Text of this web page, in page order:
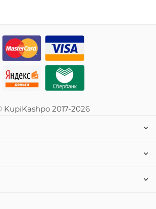
KupiKashpo 2017-2026